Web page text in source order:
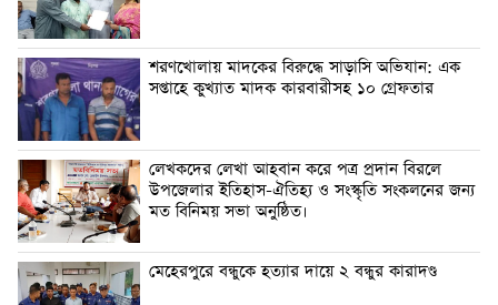
শরণখোলায় মাদকের বিরুদ্ধে সাড়াসি অভিযান: এক
সপ্তাহে কুখ্যাত মাদক কারবারীসহ ১০ গ্রেফতার
লেখকদের লেখা আহবান করে পত্র প্রদান বিরলে
উপজেলার ইতিহাস-ঐতিহ্য ও সংস্কৃতি সংকলনের জন্য
মত বিনিময় সভা অনুষ্ঠিত।
মেহেরপুরে বন্ধুকে হত্যার দায়ে ২ বন্ধুর কারাদণ্ড